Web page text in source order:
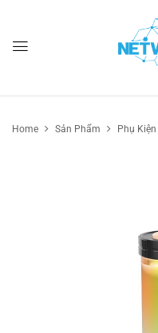
Home Sản Phẩm Phụ Kiện